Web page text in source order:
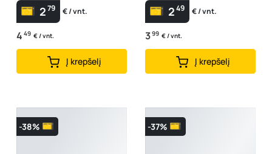
279 € / vnt.
4 49 € / vnt.
Į krepšelį
249 € / vnt.
399 € / vnt.
Į krepšelį
-38% -37%